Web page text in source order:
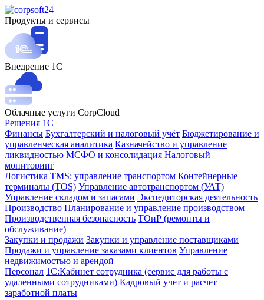
Продукты и сервисы
Внедрение 1С
Облачные услуги CorpCloud
Решения 1С
Финансы Бухгалтерский и налоговый учёт Бюджетирование и
управленческая аналитика Казначейство и управление
ликвидностью МСФО и консолидация Налоговый
мониторинг
Логистика TMS: управление транспортом Контейнерные
терминалы (TOS) Управление автотранспортом (УАТ)
Управление складом и запасами Экспедиторская деятельность
Производство Планирование и управление производством
Производственная безопасность ТОиР (ремонты и
обслуживание)
Закупки и продажи Закупки и управление поставщиками
Продажи и управление заказами клиентов Управление
недвижимостью и арендой
Персонал 1С:Кабинет сотрудника (сервис для работы с
удаленными сотрудниками) Кадровый учет и расчет
заработной платы